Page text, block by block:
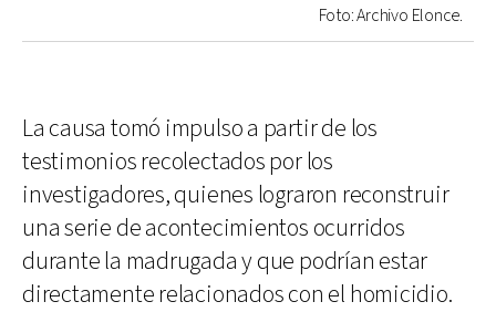
Foto: Archivo Elonce.
La causa tomó impulso a partir de los
testimonios recolectados por los
investigadores, quienes lograron reconstruir
una serie de acontecimientos ocurridos
durante la madrugada y que podrían estar
directamente relacionados con el homicidio.